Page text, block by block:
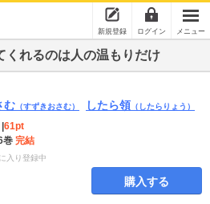
新規登録 ログイン メニュー
くれるのは人の温もりだけ
む （すずきおさむ） したら領 （したらりょう）
61pt
巻 完結
入り登録中
購入する